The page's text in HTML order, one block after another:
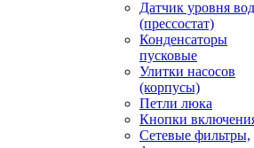
Датчик уровня
(прессостат)
Конденсаторы
пусковые
Улитки насосов
(корпусы)
Петли люка
Кнопки
Сетевые фильтры,